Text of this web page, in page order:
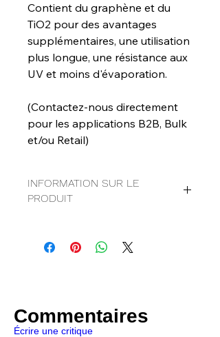
Contient du graphène et du
TiO2 pour des avantages
supplémentaires, une utilisation
plus longue, une résistance aux
UV et moins d'évaporation.
(Contactez-nous directement
pour les applications B2B, Bulk
et/ou Retail)
INFORMATION SUR LE
PRODUIT
Protecteur de surface total
Prêt à l'emploi
Commentaires
Écrire une critique